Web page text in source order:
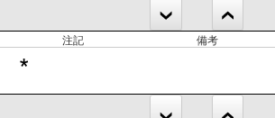
注記 備考
*